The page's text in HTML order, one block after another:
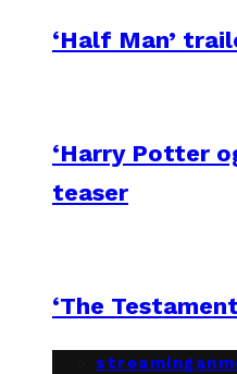
‘Half Man’
‘Harry Potter
teaser
‘The